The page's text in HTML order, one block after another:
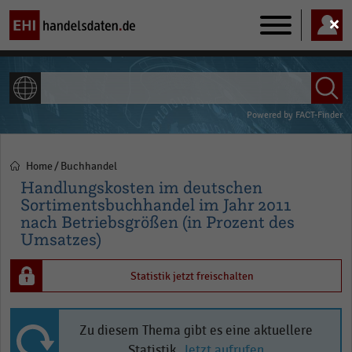
Main
navigation
Powered by FACT-Finder
Pfadnavigation
Home Buchhandel
Handlungskosten im deutschen
Sortimentsbuchhandel im Jahr 2011
nach Betriebsgrößen (in Prozent des
Umsatzes)
Statistik jetzt freischalten
Zu diesem Thema gibt es eine aktuellere